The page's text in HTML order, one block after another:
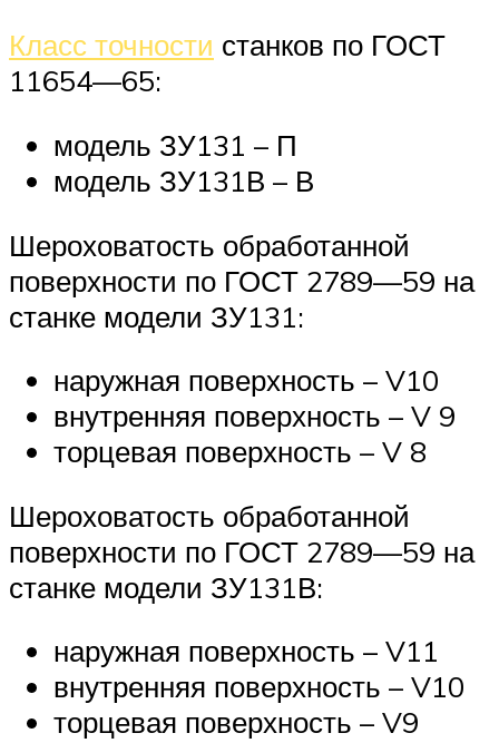
Класс точности станков по ГОСТ
11654—65:
модель ЗУ131 – П
модель ЗУ131В – В
Шероховатость обработанной
поверхности по ГОСТ 2789—59 на
станке модели ЗУ131:
наружная поверхность – V10
внутренняя поверхность – V 9
торцевая поверхность – V 8
Шероховатость обработанной
поверхности по ГОСТ 2789—59 на
станке модели ЗУ131В:
наружная поверхность – V11
внутренняя поверхность – V10
торцевая поверхность – V9